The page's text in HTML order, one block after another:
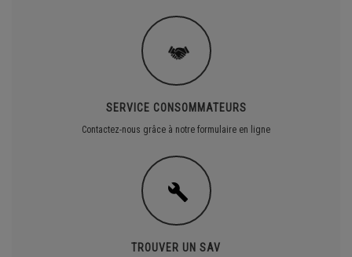
SERVICE CONSOMMATEURS
Contactez-nous grâce à notre formulaire en ligne
TROUVER UN SAV